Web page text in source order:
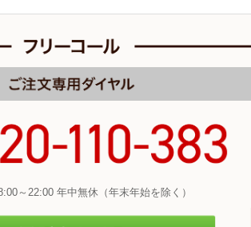
～22:00 年中無休（年末年始を除く）